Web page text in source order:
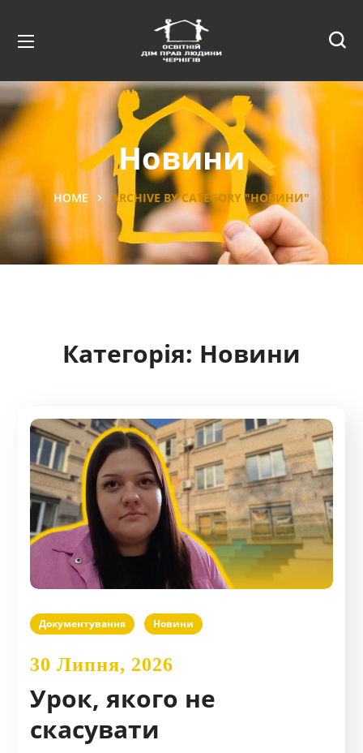
Новини
HOME ARCHIVE BY CATEGORY "НОВИНИ"
Категорія: Новини
Документування Новини
30 Липня, 2026
Урок, якого не
скасувати